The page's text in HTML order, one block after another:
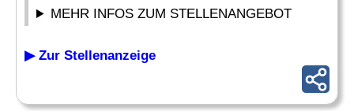
MEHR INFOS ZUM STELLENANGEBOT
▶ Zur Stellenanzeige